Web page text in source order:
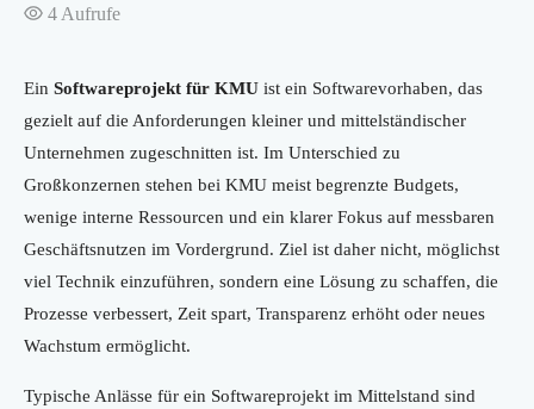
4 Aufrufe
Ein Softwareprojekt für KMU ist ein Softwarevorhaben, das
gezielt auf die Anforderungen kleiner und mittelständischer
Unternehmen zugeschnitten ist. Im Unterschied zu
Großkonzernen stehen bei KMU meist begrenzte Budgets,
wenige interne Ressourcen und ein klarer Fokus auf messbaren
Geschäftsnutzen im Vordergrund. Ziel ist daher nicht, möglichst
viel Technik einzuführen, sondern eine Lösung zu schaffen, die
Prozesse verbessert, Zeit spart, Transparenz erhöht oder neues
Wachstum ermöglicht.
Typische Anlässe für ein Softwareprojekt im Mittelstand sind